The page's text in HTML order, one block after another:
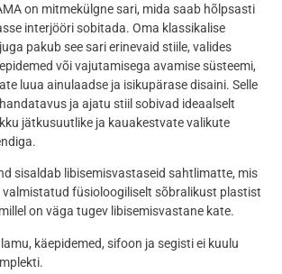
on mitmekülgne sari, mida saab hõlpsasti
interjööri sobitada. Oma klassikalise
pakub see sari erinevaid stiile, valides
või vajutamisega avamise süsteemi,
luua ainulaadse ja isikupärase disaini. Selle
ja ajatu stiil sobivad ideaalselt
jätkusuutlike ja kauakestvate valikute
sisaldab libisemisvastaseid sahtlimatte, mis
valmistatud füsioloogiliselt sõbralikust plastist
on väga tugev libisemisvastane kate.
käepidemed, sifoon ja segisti ei kuulu